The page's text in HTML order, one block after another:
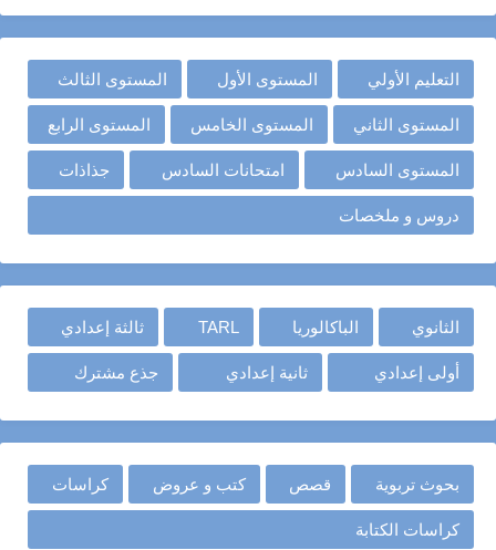
التعليم الأولي المستوى الأول المستوى الثالث
المستوى الثاني المستوى الخامس المستوى الرابع
المستوى السادس امتحانات السادس جذاذات
دروس و ملخصات
الثانوي الباكالوريا TARL ثالثة إعدادي
أولى إعدادي ثانية إعدادي جذع مشترك
بحوث تربوية قصص كتب و عروض كراسات
كراسات الكتابة